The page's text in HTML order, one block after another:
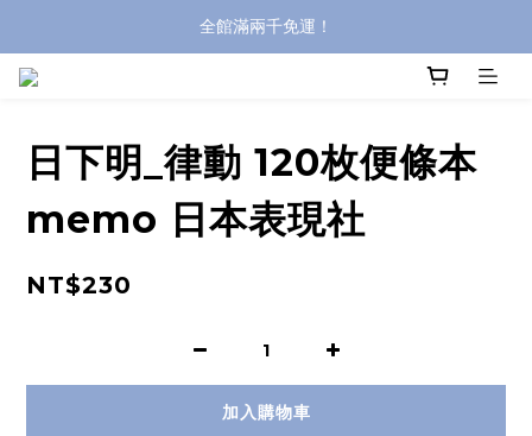
全館滿兩千免運！
全館滿兩千免運！
日下明_律動 120枚便條本
memo 日本表現社
NT$230
加入購物車